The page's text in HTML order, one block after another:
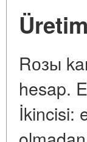
Rозы
hesap.
İkincisi: